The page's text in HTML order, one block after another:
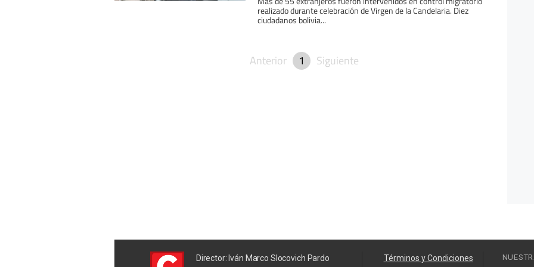
realizado durante celebración de Virgen de la Candelaria. Diez
ciudadanos bolivia...
Anterior 1 Siguiente
Director: Iván Marco Slocovich Pardo Términos y Condiciones